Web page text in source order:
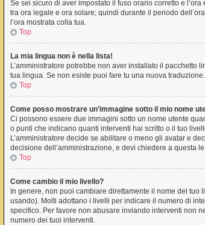
Se sei sicuro di aver impostato il fuso orario corretto e
tra ora legale e ora solare; quindi durante il periodo
l’ora mostrata colla tua.
Top
La mia lingua non è nella lista!
L’amministratore potrebbe non aver installato il
tua lingua. Se non esiste puoi fare tu una nuova
Top
Come posso mostrare un’immagine sotto il mio nome
Ci possono essere due immagini sotto un nome utente
o punti che indicano quanti interventi hai scritto o il tuo
L’amministratore decide se abilitare o meno gli avatar e
decisione dell’amministrazione, e devi chiedere a questa
Top
Come cambio il mio livello?
In genere, non puoi cambiare direttamente il nome del
usando). Molti adottano i livelli per indicare il numero di
specifico. Per favore non abusare inviando interventi non
numero dei tuoi interventi.